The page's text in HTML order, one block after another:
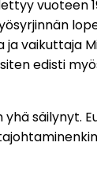
vuoteen
ja vaikuttaja
edisti
yhä säilynyt.